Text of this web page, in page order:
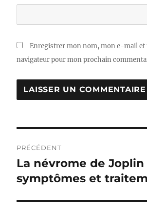
Enregistrer mon nom, mon e-mail et
navigateur pour mon prochain
de
l’article
PRÉCÉDENT
Publication
précédente :
La névrome de Joplin
symptômes et